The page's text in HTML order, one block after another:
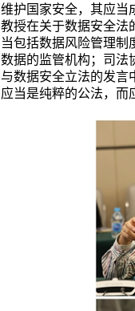
维护国家安全，其应当
教授在关于数据安全法
当包括数据风险管理制
数据的监管机构；司法
与数据安全立法的发言
应当是纯粹的公法，而